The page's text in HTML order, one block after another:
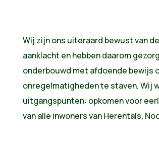
Wij zijn ons uiteraard bewust van
aanklacht en hebben daarom
onderbouwd met afdoende bewijs
onregelmatigheden te staven. Wij
uitgangspunten: opkomen voor
van alle inwoners van Herentals,